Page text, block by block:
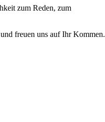
zum Reden, zum
freuen uns auf Ihr Kommen.